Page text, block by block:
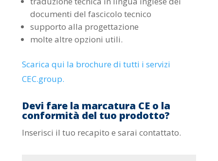
documenti del fascicolo tecnico
supporto alla progettazione
molte altre opzioni utili.
Scarica qui la brochure di tutti i servizi
CEC.group.
Devi fare la marcatura CE o la
conformità del tuo prodotto?
Inserisci il tuo recapito e sarai contattato.